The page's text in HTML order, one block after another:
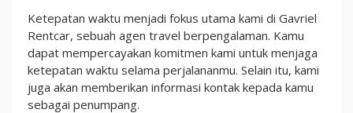
Ketepatan waktu menjadi fokus utama kami di Gavriel
Rentcar, sebuah agen travel berpengalaman. Kamu
dapat mempercayakan komitmen kami untuk menjaga
ketepatan waktu selama perjalananmu. Selain itu, kami
juga akan memberikan informasi kontak kepada kamu
sebagai penumpang.